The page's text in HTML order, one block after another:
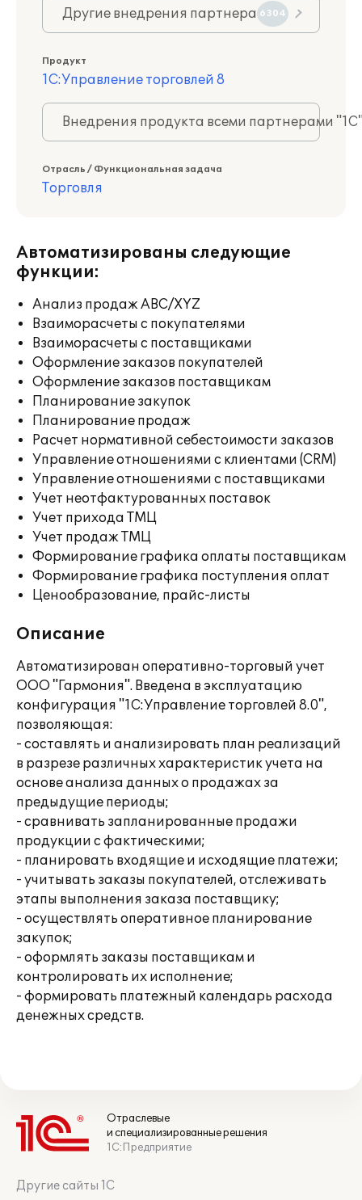
Другие внедрения партнера 6304
Продукт
1С:Управление торговлей 8
Внедрения продукта всеми партнерами
Отрасль / Функциональная задача
Торговля
Автоматизированы следующие
функции:
Анализ продаж ABC/XYZ
Взаиморасчеты с покупателями
Взаиморасчеты с поставщиками
Оформление заказов покупателей
Оформление заказов поставщикам
Планирование закупок
Планирование продаж
Расчет нормативной себестоимости заказов
Управление отношениями с клиентами (CRM)
Управление отношениями с поставщиками
Учет неотфактурованных поставок
Учет прихода ТМЦ
Учет продаж ТМЦ
Формирование графика оплаты поставщикам
Формирование графика поступления оплат
Ценообразование, прайс-листы
Описание
Автоматизирован оперативно-торговый учет
ООО "Гармония". Введена в эксплуатацию
конфигурация "1С:Управление торговлей 8.0",
позволяющая:
- составлять и анализировать план реализаций
в разрезе различных характеристик учета на
основе анализа данных о продажах за
предыдущие периоды;
- сравнивать запланированные продажи
продукции с фактическими;
- планировать входящие и исходящие платежи;
- учитывать заказы покупателей, отслеживать
этапы выполнения заказа поставщику;
- осуществлять оперативное планирование
закупок;
- оформлять заказы поставщикам и
контролировать их исполнение;
- формировать платежный календарь расхода
денежных средств.
Отраслевые
и специализированные решения
1С:Предприятие
Другие сайты 1С